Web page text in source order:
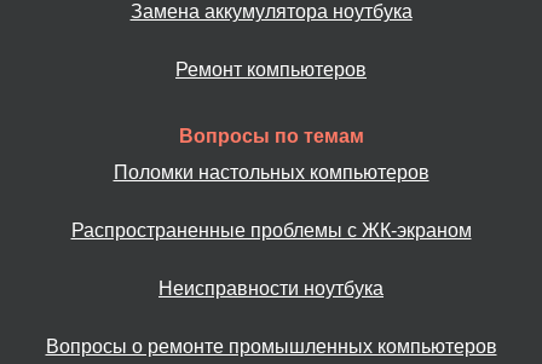
Замена аккумулятора ноутбука
Ремонт компьютеров
Вопросы по темам
Поломки настольных компьютеров
Распространенные проблемы с ЖК-экраном
Неисправности ноутбука
Вопросы о ремонте промышленных компьютеров